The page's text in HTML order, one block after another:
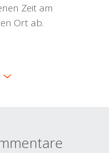
Zeit am
Ort ab.